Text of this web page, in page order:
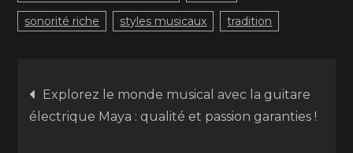
sonorité riche styles musicaux tradition
Navigation
de
Explorez le monde musical avec la guitare
électrique Maya : qualité et passion garanties !